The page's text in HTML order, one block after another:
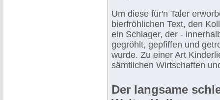
Um diese für'n Taler
bierfröhlichen Text, den
ein Schlager, der -
gegröhlt, gepfiffen und
wurde. Zu einer Art
sämtlichen Wirtschaften
Der langsame